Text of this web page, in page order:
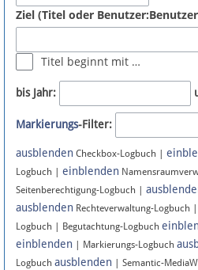
Newsletter
Bluesky
Facebook
Instagram
Anmelden
Ziel (Titel oder
Titel beginnt mit …
bis Jahr:
Markierungs-Filter:
ausblenden Checkbox-Logbuch |
Logbuch | einblenden
Seitenberechtigung-Logbuch |
ausblenden Rechteverwaltung-Logbuch |
Logbuch | Begutachtung-Logbuch
einblenden | Markierungs-Logbuch
Logbuch ausblenden | Semantic-